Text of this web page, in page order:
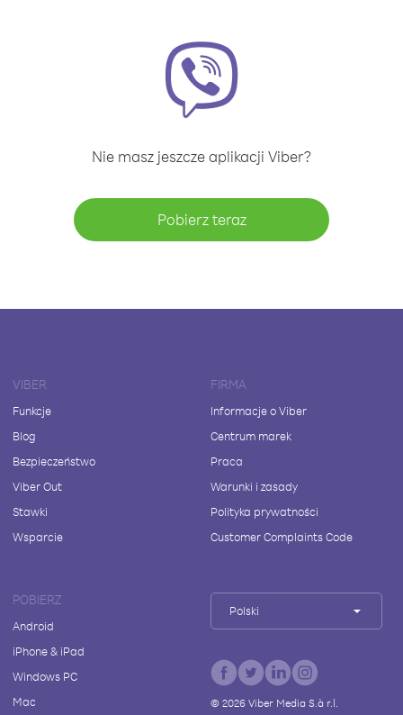
Nie masz jeszcze aplikacji Viber?
Pobierz teraz
VIBER
Funkcje
Blog
Bezpieczeństwo
Viber Out
Stawki
Wsparcie
FIRMA
Informacje o Viber
Centrum marek
Praca
Warunki i zasady
Polityka prywatności
Customer Complaints Code
POBIERZ
Android
iPhone & iPad
Windows PC
Mac
Polski
© 2026Viber Media S.à r.l.